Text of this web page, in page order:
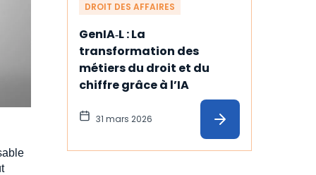
DROIT DES AFFAIRES
GenIA‑L : La
transformation des
métiers du droit et du
chiffre grâce à l’IA
31 mars 2026